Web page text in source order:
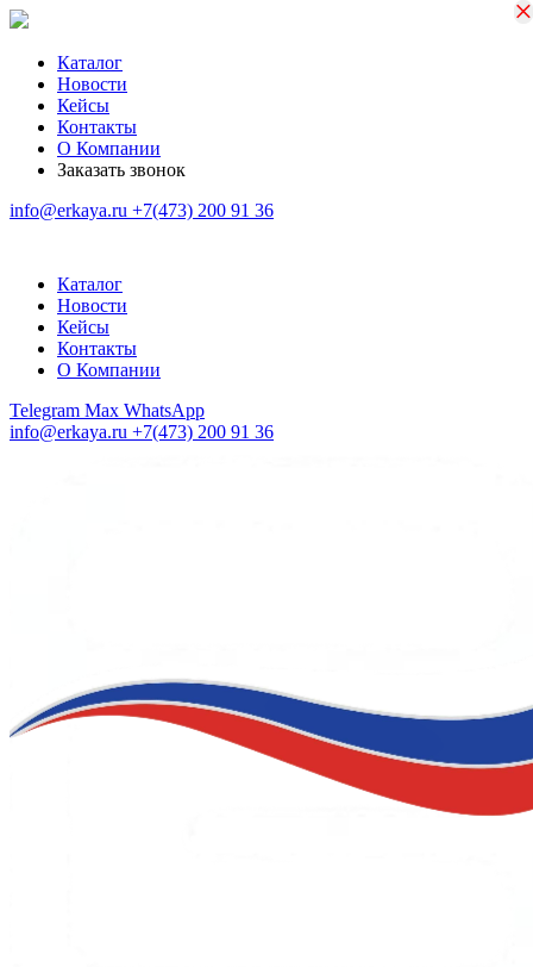
Каталог
Новости
Кейсы
Контакты
О Компании
Заказать звонок
info@erkaya.ru +7(473) 200 91 36
Каталог
Новости
Кейсы
Контакты
О Компании
Telegram Max WhatsApp
info@erkaya.ru +7(473) 200 91 36
×
×